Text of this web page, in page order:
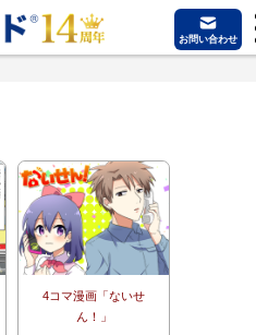
お問い合わせ
4コマ漫画「ないせ
ん！」